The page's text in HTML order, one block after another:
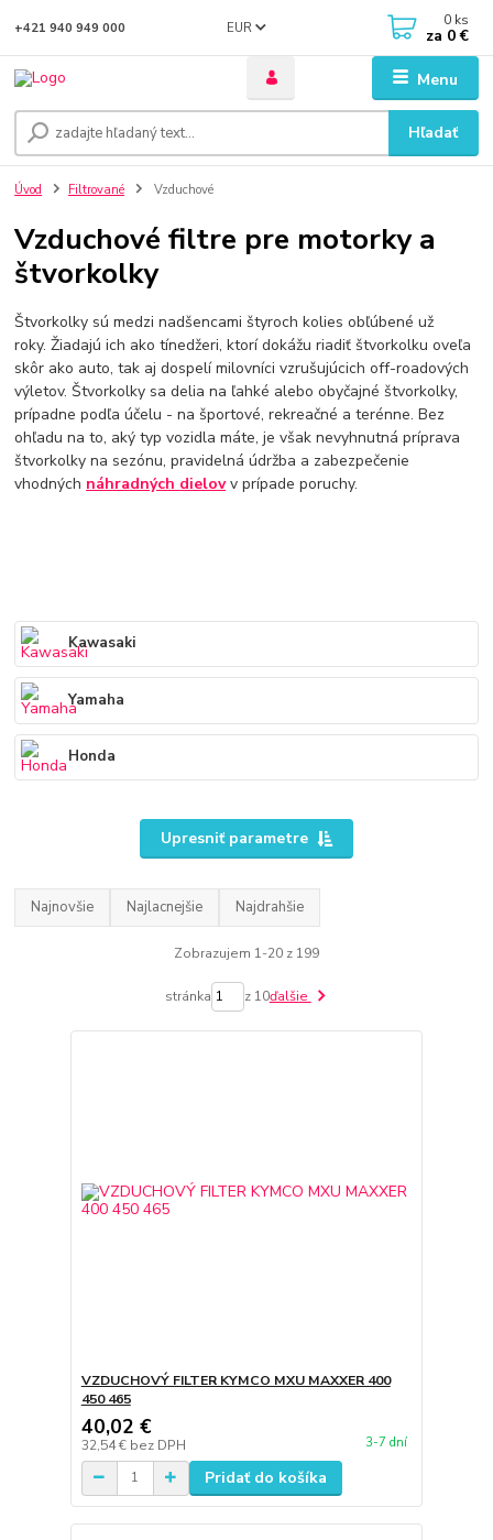
Menu
EUR
Hľadať
+421 940 949 000 0 ks
za 0 €
Úvod Filtrované Vzduchové
Vzduchové filtre pre motorky a
štvorkolky
Štvorkolky sú medzi nadšencami štyroch kolies obľúbené už
roky. Žiadajú ich ako tínedžeri, ktorí dokážu riadiť štvorkolku oveľa
skôr ako auto, tak aj dospelí milovníci vzrušujúcich off-roadových
výletov. Štvorkolky sa delia na ľahké alebo obyčajné štvorkolky,
prípadne podľa účelu - na športové, rekreačné a terénne. Bez
ohľadu na to, aký typ vozidla máte, je však nevyhnutná príprava
štvorkolky na sezónu, pravidelná údržba a zabezpečenie
vhodných náhradných dielovv prípade poruchy.
Kawasaki
Yamaha
Honda
Upresniť parametre
Najnovšie Najlacnejšie Najdrahšie
Zobrazujem 1-20 z 199
stránka z 10ďalšie
VZDUCHOVÝ FILTER KYMCO MXU MAXXER 400
450 465
40,02 €
32,54 € bez DPH 3-7 dní
Pridať do košíka